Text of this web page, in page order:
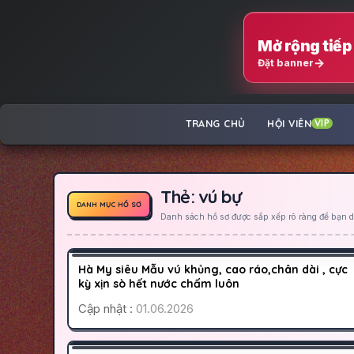
Mở rộng
Đặt banner
TRANG CHỦ HỘI VIÊN VIP
DANH MỤC HỒ SƠ Thẻ: vú bự
Danh sách hồ sơ được sắp xếp rõ ràng để bạn
500K
HOẠT ĐỘNG
BÌNH TÂN SÀI GÒN
Hà My siêu Mẫu vú khủng, cao ráo,chân dài , cực
kỳ xịn sò hết nước chấm luôn
Cập nhật :01.06.2026